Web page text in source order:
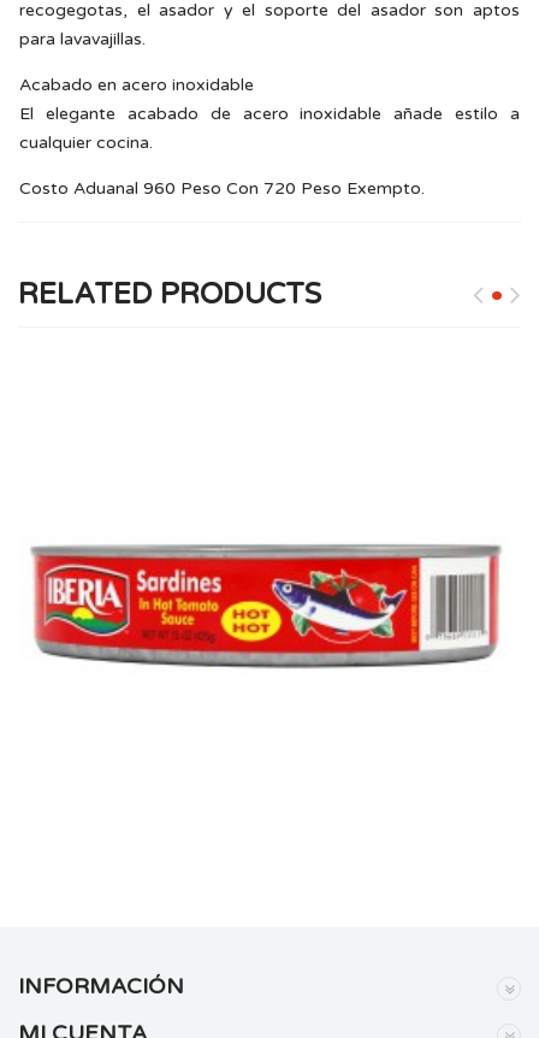
recogegotas, el asador y el soporte del asador son aptos
para lavavajillas.
Acabado en acero inoxidable
El elegante acabado de acero inoxidable añade estilo a
cualquier cocina.
Costo Aduanal 960 Peso Con 720 Peso Exempto.
RELATED PRODUCTS
INFORMACIÓN